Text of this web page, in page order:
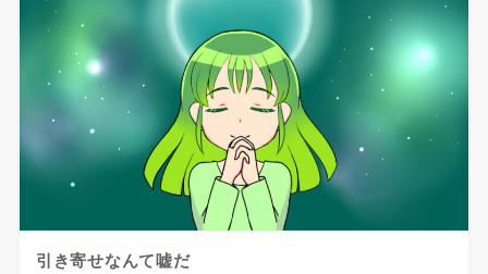
引き寄せなんて嘘だ